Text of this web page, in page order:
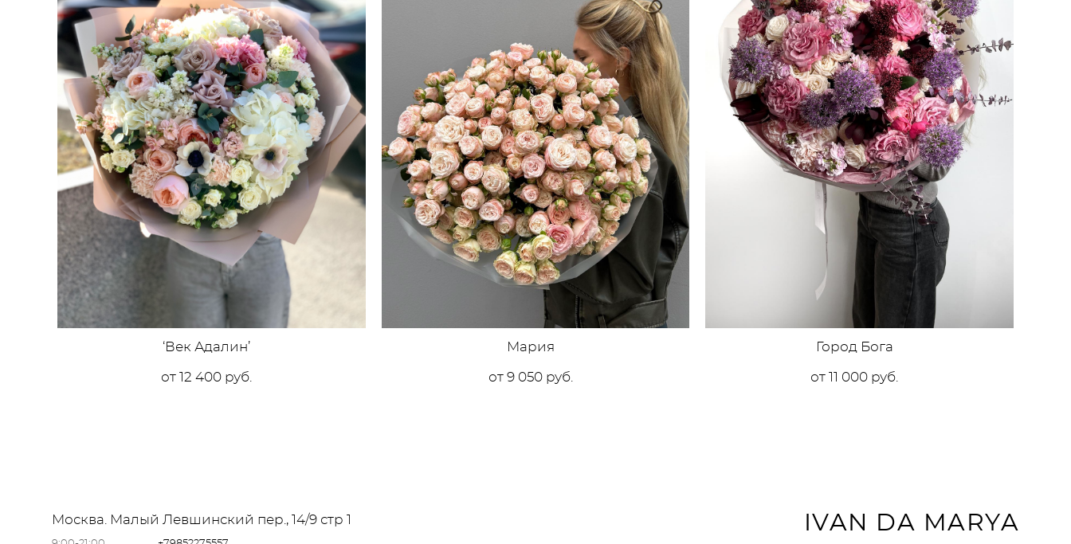
‘Век Адалин’
от 12 400 pуб.
Мария
от 9 050 pуб.
Город Бога
от 11 000 pуб.
Москва. Малый Левшинский пер., 14/9 стр 1 IVAN DA MARYA